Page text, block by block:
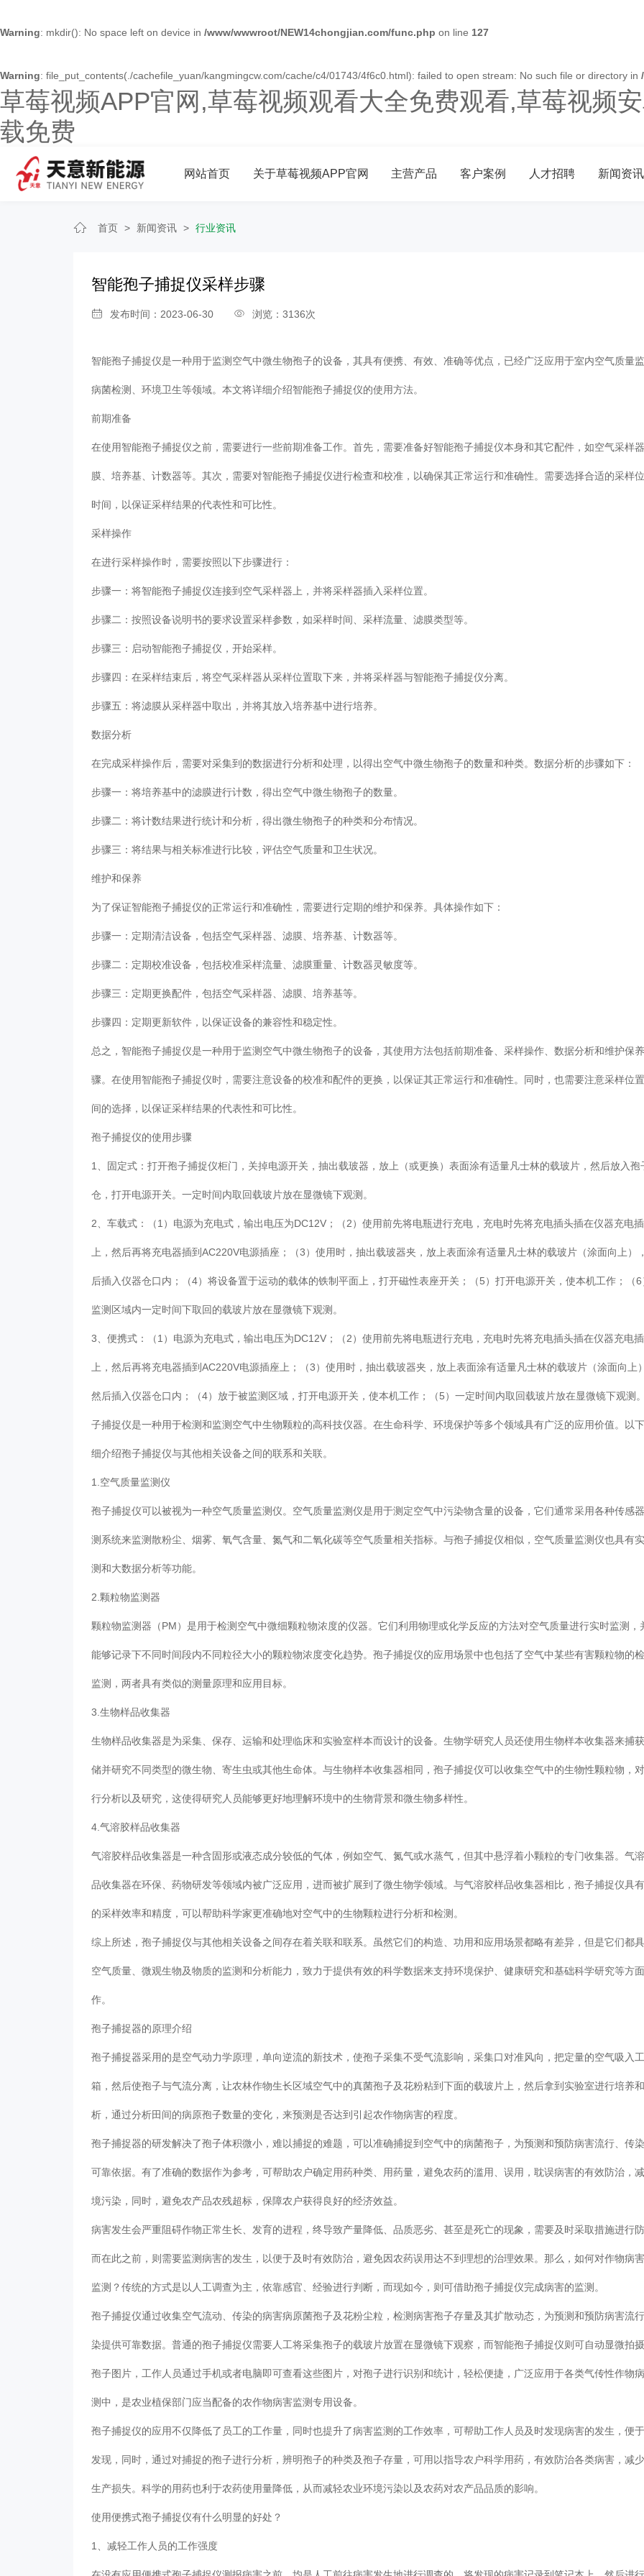
Warning: mkdir(): No space left on device in /www/wwwroot/NEW14chongjian.com/func.php on line 127
Warning: file_put_contents(./cachefile_yuan/kangmingcw.com/cache/c4/01743/4f6c0.html): failed to open stream: No such file or directory in
草莓视频APP官网,草莓视频观看大全免费观看,草莓视频
载免费
网站首页 关于草莓视频APP官网 主营产品 客户案例 人才招聘 新闻资讯
首页 > 新闻资讯 > 行业资讯
​智能孢子捕捉仪采样步骤
发布时间：2023-06-30 浏览：3136次
智能孢子捕捉仪是一种用于监测空气中微生物孢子的设备，其具有便携、有效、准确等优点，已经广泛应用于室内空气质量
病菌检测、环境卫生等领域。本文将详细介绍智能孢子捕捉仪的使用方法。
前期准备
在使用智能孢子捕捉仪之前，需要进行一些前期准备工作。首先，需要准备好智能孢子捕捉仪本身和其它配件，如空气采样
膜、培养基、计数器等。其次，需要对智能孢子捕捉仪进行检查和校准，以确保其正常运行和准确性。需要选择合适的采样
时间，以保证采样结果的代表性和可比性。
采样操作
在进行采样操作时，需要按照以下步骤进行：
步骤一：将智能孢子捕捉仪连接到空气采样器上，并将采样器插入采样位置。
步骤二：按照设备说明书的要求设置采样参数，如采样时间、采样流量、滤膜类型等。
步骤三：启动智能孢子捕捉仪，开始采样。
步骤四：在采样结束后，将空气采样器从采样位置取下来，并将采样器与智能孢子捕捉仪分离。
步骤五：将滤膜从采样器中取出，并将其放入培养基中进行培养。
数据分析
在完成采样操作后，需要对采集到的数据进行分析和处理，以得出空气中微生物孢子的数量和种类。数据分析的步骤如下：
步骤一：将培养基中的滤膜进行计数，得出空气中微生物孢子的数量。
步骤二：将计数结果进行统计和分析，得出微生物孢子的种类和分布情况。
步骤三：将结果与相关标准进行比较，评估空气质量和卫生状况。
维护和保养
为了保证智能孢子捕捉仪的正常运行和准确性，需要进行定期的维护和保养。具体操作如下：
步骤一：定期清洁设备，包括空气采样器、滤膜、培养基、计数器等。
步骤二：定期校准设备，包括校准采样流量、滤膜重量、计数器灵敏度等。
步骤三：定期更换配件，包括空气采样器、滤膜、培养基等。
步骤四：定期更新软件，以保证设备的兼容性和稳定性。
总之，智能孢子捕捉仪是一种用于监测空气中微生物孢子的设备，其使用方法包括前期准备、采样操作、数据分析和维护保
骤。在使用智能孢子捕捉仪时，需要注意设备的校准和配件的更换，以保证其正常运行和准确性。同时，也需要注意采样位
间的选择，以保证采样结果的代表性和可比性。
孢子捕捉仪的使用步骤
1、固定式：打开孢子捕捉仪柜门，关掉电源开关，抽出载玻器，放上（或更换）表面涂有适量凡士林的载玻片，然后放入孢
仓，打开电源开关。一定时间内取回载玻片放在显微镜下观测。
2、车载式：（1）电源为充电式，输出电压为DC12V；（2）使用前先将电瓶进行充电，充电时先将充电插头插在仪器充电
上，然后再将充电器插到AC220V电源插座；（3）使用时，抽出载玻器夹，放上表面涂有适量凡士林的载玻片（涂面向上）
后插入仪器仓口内；（4）将设备置于运动的载体的铁制平面上，打开磁性表座开关；（5）打开电源开关，使本机工作；（
监测区域内一定时间下取回的载玻片放在显微镜下观测。
3、便携式：（1）电源为充电式，输出电压为DC12V；（2）使用前先将电瓶进行充电，充电时先将充电插头插在仪器充电
上，然后再将充电器插到AC220V电源插座上；（3）使用时，抽出载玻器夹，放上表面涂有适量凡士林的载玻片（涂面向上
然后插入仪器仓口内；（4）放于被监测区域，打开电源开关，使本机工作；（5）一定时间内取回载玻片放在显微镜下观测
子捕捉仪是一种用于检测和监测空气中生物颗粒的高科技仪器。在生命科学、环境保护等多个领域具有广泛的应用价值。以
细介绍孢子捕捉仪与其他相关设备之间的联系和关联。
1.空气质量监测仪
孢子捕捉仪可以被视为一种空气质量监测仪。空气质量监测仪是用于测定空气中污染物含量的设备，它们通常采用各种传感
测系统来监测散粉尘、烟雾、氧气含量、氮气和二氧化碳等空气质量相关指标。与孢子捕捉仪相似，空气质量监测仪也具有
测和大数据分析等功能。
2.颗粒物监测器
颗粒物监测器（PM）是用于检测空气中微细颗粒物浓度的仪器。它们利用物理或化学反应的方法对空气质量进行实时监测，
能够记录下不同时间段内不同粒径大小的颗粒物浓度变化趋势。孢子捕捉仪的应用场景中也包括了空气中某些有害颗粒物的
监测，两者具有类似的测量原理和应用目标。
3.生物样品收集器
生物样品收集器是为采集、保存、运输和处理临床和实验室样本而设计的设备。生物学研究人员还使用生物样本收集器来捕
储并研究不同类型的微生物、寄生虫或其他生命体。与生物样本收集器相同，孢子捕捉仪可以收集空气中的生物性颗粒物，
行分析以及研究，这使得研究人员能够更好地理解环境中的生物背景和微生物多样性。
4.气溶胶样品收集器
气溶胶样品收集器是一种含固形或液态成分较低的气体，例如空气、氮气或水蒸气，但其中悬浮着小颗粒的专门收集器。气
品收集器在环保、药物研发等领域内被广泛应用，进而被扩展到了微生物学领域。与气溶胶样品收集器相比，孢子捕捉仪具
的采样效率和精度，可以帮助科学家更准确地对空气中的生物颗粒进行分析和检测。
综上所述，孢子捕捉仪与其他相关设备之间存在着关联和联系。虽然它们的构造、功用和应用场景都略有差异，但是它们都
空气质量、微观生物及物质的监测和分析能力，致力于提供有效的科学数据来支持环境保护、健康研究和基础科学研究等方
作。
孢子捕捉器的原理介绍
孢子捕捉器采用的是空气动力学原理，单向逆流的新技术，使孢子采集不受气流影响，采集口对准风向，把定量的空气吸入
箱，然后使孢子与气流分离，让农林作物生长区域空气中的真菌孢子及花粉粘到下面的载玻片上，然后拿到实验室进行培养
析，通过分析田间的病原孢子数量的变化，来预测是否达到引起农作物病害的程度。
孢子捕捉器的研发解决了孢子体积微小，难以捕捉的难题，可以准确捕捉到空气中的病菌孢子，为预测和预防病害流行、传
可靠依据。有了准确的数据作为参考，可帮助农户确定用药种类、用药量，避免农药的滥用、误用，耽误病害的有效防治，
境污染，同时，避免农产品农残超标，保障农户获得良好的经济效益。
病害发生会严重阻碍作物正常生长、发育的进程，终导致产量降低、品质恶劣、甚至是死亡的现象，需要及时采取措施进行
而在此之前，则需要监测病害的发生，以便于及时有效防治，避免因农药误用达不到理想的治理效果。那么，如何对作物病
监测？传统的方式是以人工调查为主，依靠感官、经验进行判断，而现如今，则可借助孢子捕捉仪完成病害的监测。
孢子捕捉仪通过收集空气流动、传染的病害病原菌孢子及花粉尘粒，检测病害孢子存量及其扩散动态，为预测和预防病害流
染提供可靠数据。普通的孢子捕捉仪需要人工将采集孢子的载玻片放置在显微镜下观察，而智能孢子捕捉仪则可自动显微拍
孢子图片，工作人员通过手机或者电脑即可查看这些图片，对孢子进行识别和统计，轻松便捷，广泛应用于各类气传性作物
测中，是农业植保部门应当配备的农作物病害监测专用设备。
孢子捕捉仪的应用不仅降低了员工的工作量，同时也提升了病害监测的工作效率，可帮助工作人员及时发现病害的发生，便
发现，同时，通过对捕捉的孢子进行分析，辨明孢子的种类及孢子存量，可用以指导农户科学用药，有效防治各类病害，减
生产损失。科学的用药也利于农药使用量降低，从而减轻农业环境污染以及农药对农产品品质的影响。
使用便携式孢子捕捉仪有什么明显的好处？
1、减轻工作人员的工作强度